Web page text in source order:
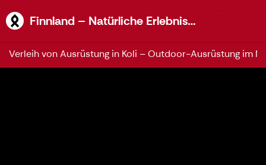
Finnland – Natürliche Erlebnisse Koli
Verleih von Ausrüstung in Koli – Outdoor-Ausrüstung im